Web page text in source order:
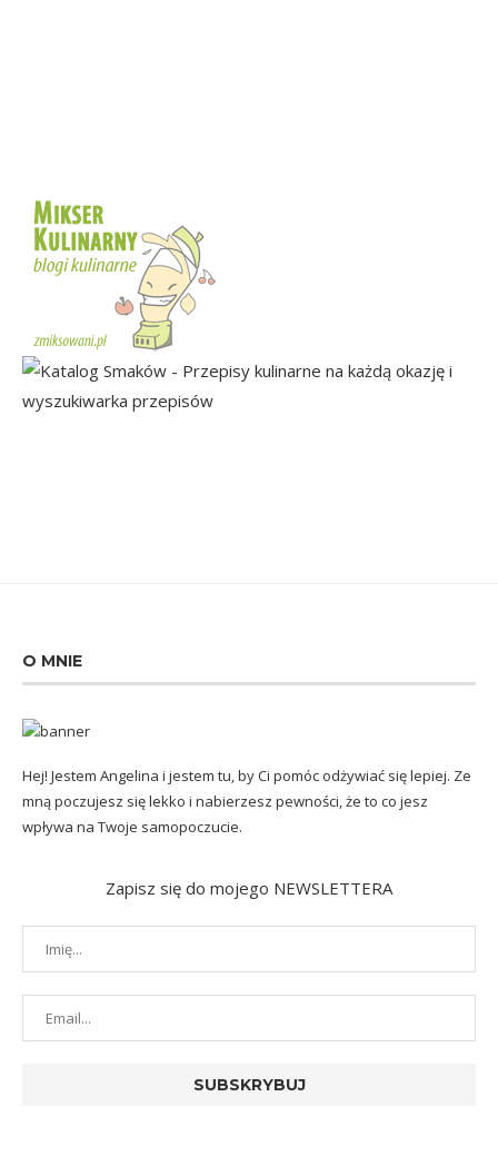
O MNIE
Hej! Jestem Angelina i jestem tu, by Ci pomóc odżywiać się lepiej. Ze
mną poczujesz się lekko i nabierzesz pewności, że to co jesz
wpływa na Twoje samopoczucie.
Zapisz się do mojego NEWSLETTERA